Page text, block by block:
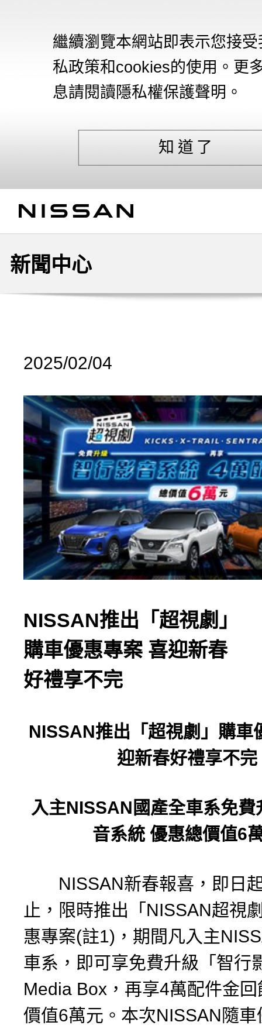
繼續瀏覽本網站即表示您接
私政策和cookies的使用。更
息請閱讀隱私權保護聲明。
知道了
新聞中心
2025/02/04
NISSAN推出「超視劇」
購車優惠專案 喜迎新春
好禮享不完
NISSAN推出「超視劇」購車
迎新春好禮享不完
入主NISSAN 國產全車系免
音系統 優惠總價值6
NISSAN新春報喜，即日
止，限時推出「NISSAN超視
惠專案(註1)，期間凡入主
車系，即可享免費升級「智行
Media Box，再享4萬配件金
價值6萬元。本次NISSAN隨